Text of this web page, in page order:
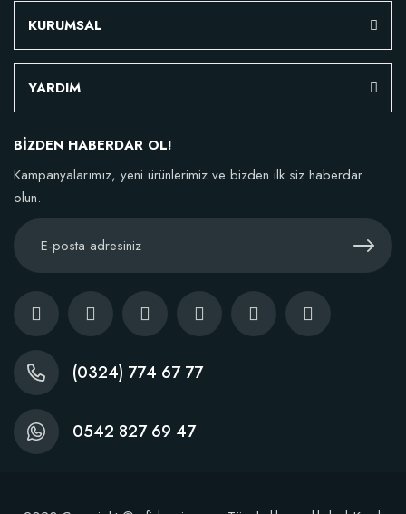
BestSol Sıvı Solucan Gübresi 1 Litre
146,77 TL
KURUMSAL
YARDIM
BİZDEN HABERDAR OL!
Kampanyalarımız, yeni ürünlerimiz ve bizden ilk siz haberdar
olun.
(0324) 774 67 77
0542 827 69 47